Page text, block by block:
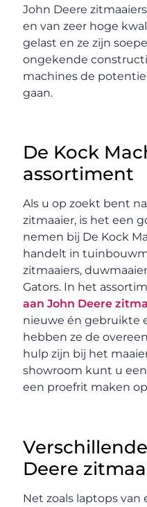
John Deere
en van zeer hoge
gelast en ze zijn
ongekende
machines de
gaan.
De Kock
assortiment
Als u op zoekt bent
zitmaaier, is het een
nemen bij De Kock
handelt in
zitmaaiers,
Gators. In het
aan John Deere
nieuwe én gebruikte
hebben ze de
hulp zijn bij het
showroom kunt u
een proefrit maken
Deere
Net zoals laptops van